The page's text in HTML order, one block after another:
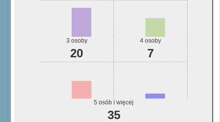
3 osoby
20
4 osoby
7
5 osób i więcej
35